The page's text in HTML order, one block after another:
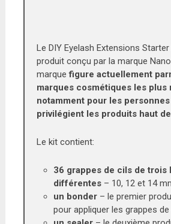
Le DIY Eyelash Extensions
produit conçu par la marque
marquefigure actuellement
marques cosmétiques les plus
notamment pour les
privilégient les produits haut
Le kit contient:
36 grappes de cils de trois
différentes – 10, 12 et 14
un bonder – le premier
pour appliquer les grappes de